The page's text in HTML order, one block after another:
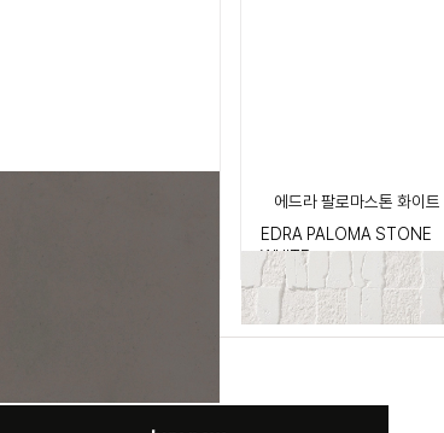
에드라 팔로마스톤 화이트
EDRA PALOMA STONE
WHITE